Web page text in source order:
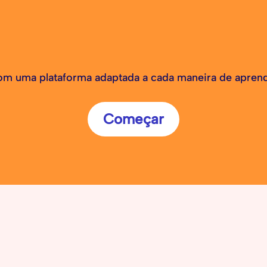
uma plataforma adaptada a cada maneira de
Começar